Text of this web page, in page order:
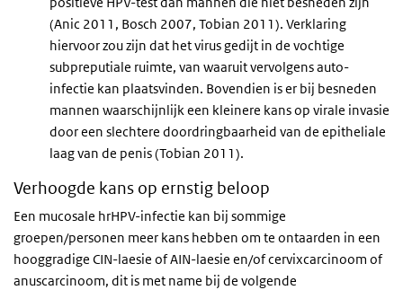
(Anic 2011, Bosch 2007, Tobian 2011). Verklaring
hiervoor zou zijn dat het virus gedijt in de vochtige
subpreputiale ruimte, van waaruit vervolgens auto-
infectie kan plaatsvinden. Bovendien is er bij besneden
mannen waarschijnlijk een kleinere kans op virale invasie
door een slechtere doordringbaarheid van de epitheliale
laag van de penis (Tobian 2011).
Verhoogde kans op ernstig beloop
Een mucosale hrHPV-infectie kan bij sommige
groepen/personen meer kans hebben om te ontaarden in een
hooggradige CIN-laesie of AIN-laesie en/of cervixcarcinoom of
anuscarcinoom, dit is met name bij de volgende